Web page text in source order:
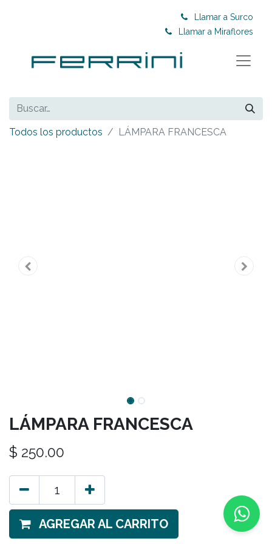
Llamar a Surco
Llamar a Miraflores
Todos los productos LÁMPARA FRANCESCA
LÁMPARA FRANCESCA
$ 250.00
AGREGAR AL CARRITO